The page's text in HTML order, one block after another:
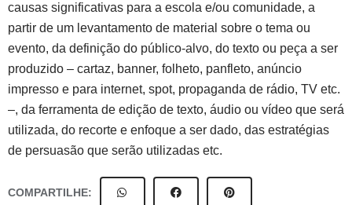
causas significativas para a escola e/ou comunidade, a
partir de um levantamento de material sobre o tema ou
evento, da definição do público-alvo, do texto ou peça a ser
produzido – cartaz, banner, folheto, panfleto, anúncio
impresso e para internet, spot, propaganda de rádio, TV etc.
–, da ferramenta de edição de texto, áudio ou vídeo que será
utilizada, do recorte e enfoque a ser dado, das estratégias
de persuasão que serão utilizadas etc.
COMPARTILHE: